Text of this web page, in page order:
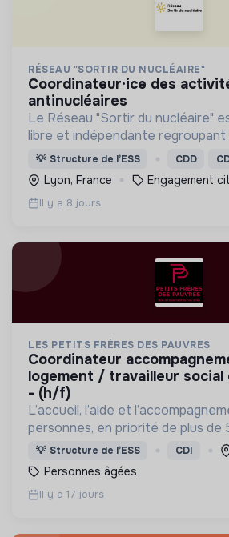
RÉSEAU "SORTIR DU NUCLÉAIRE"
coordinateur·ice des activités
antinucléaires
Le Réseau "Sortir du nucléaire"
libre et indépendante
personnes qui a pour objectif
du nucléaire civil et militaire en
💡 Structure de l’ESS CDD
Lyon, France Engagement
Il y a 8 jours
LES PETITS FRÈRES DES PAUVRES
coordinateur accompagnement vers le
logement / travailleur social
- (h/f)
L’accueil, l’aide et
personnes, en priorité de plus de
de pauvreté, de solitude,
de maladie.
💡 Structure de l’ESS CDI
Personnes âgées
Il y a 17 jours